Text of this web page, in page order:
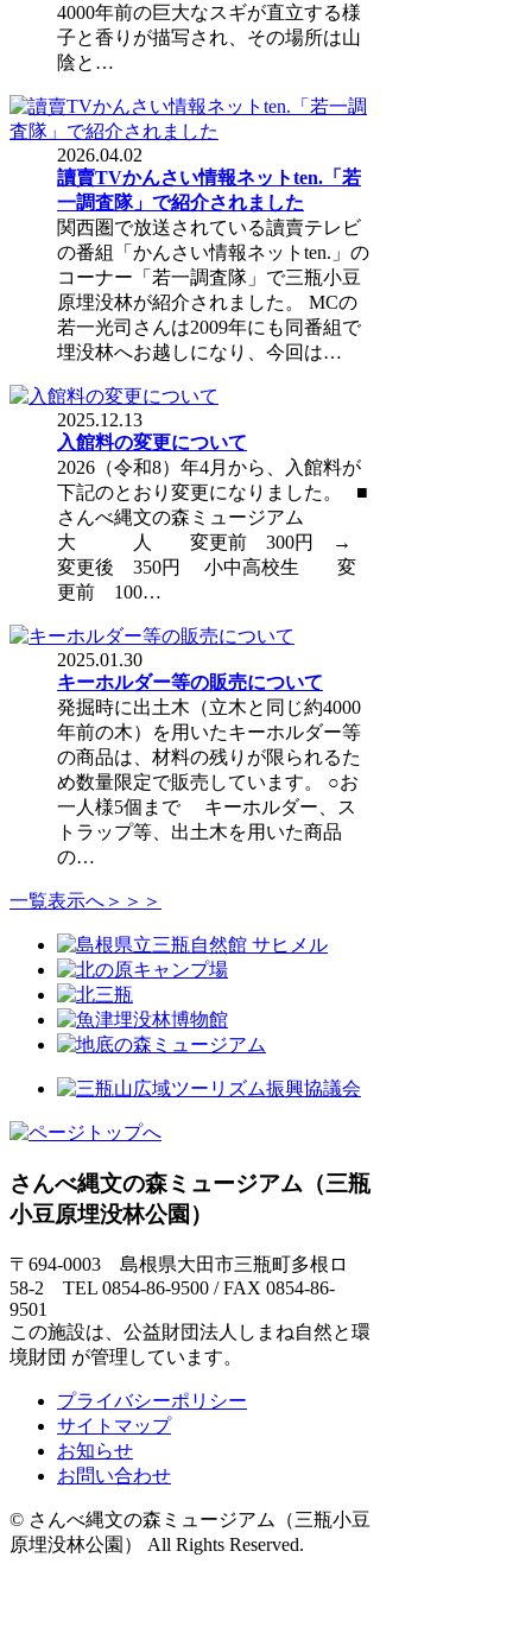
4000年前の巨大なスギが直立する様
子と香りが描写され、その場所は山
陰と…
2026.04.02
讀賣TVかんさい情報ネットten.「若
一調査隊」で紹介されました
関西圏で放送されている讀賣テレビ
の番組「かんさい情報ネットten.」の
コーナー「若一調査隊」で三瓶小豆
原埋没林が紹介されました。 MCの
若一光司さんは2009年にも同番組で
埋没林へお越しになり、今回は…
2025.12.13
入館料の変更について
2026（令和8）年4月から、入館料が
下記のとおり変更になりました。 ■
さんべ縄文の森ミュージアム
大 人 変更前 300円 →
変更後 350円 小中高校生 変
更前 100…
2025.01.30
キーホルダー等の販売について
発掘時に出土木（立木と同じ約4000
年前の木）を用いたキーホルダー等
の商品は、材料の残りが限られるた
め数量限定で販売しています。 ○お
一人様5個まで キーホルダー、ス
トラップ等、出土木を用いた商品
の…
一覧表示へ＞＞＞
さんべ縄文の森ミュージアム（三瓶
小豆原埋没林公園）
〒694-0003 島根県大田市三瓶町多根ロ
58-2 TEL 0854-86-9500 / FAX 0854-86-
9501
この施設は、公益財団法人しまね自然と環
境財団 が管理しています。
プライバシーポリシー
サイトマップ
お知らせ
お問い合わせ
© さんべ縄文の森ミュージアム（三瓶小豆
原埋没林公園） All Rights Reserved.